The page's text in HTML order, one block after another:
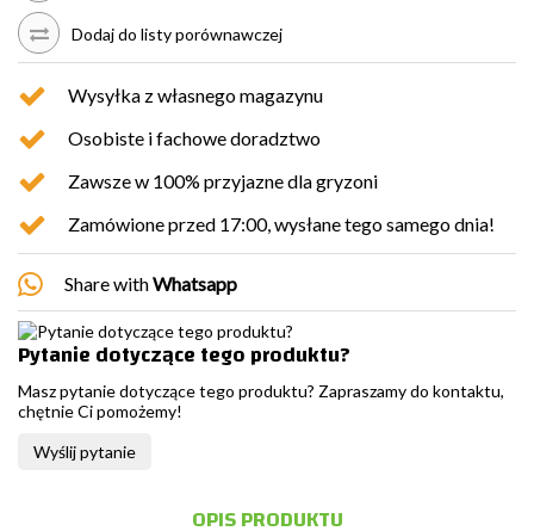
Dodaj do listy porównawczej
Wysyłka z własnego magazynu
Osobiste i fachowe doradztwo
Zawsze w 100% przyjazne dla gryzoni
Zamówione przed 17:00, wysłane tego samego dnia!
Share withWhatsapp
Pytanie dotyczące tego produktu?
Masz pytanie dotyczące tego produktu? Zapraszamy do kontaktu,
chętnie Ci pomożemy!
Wyślij pytanie
OPIS PRODUKTU